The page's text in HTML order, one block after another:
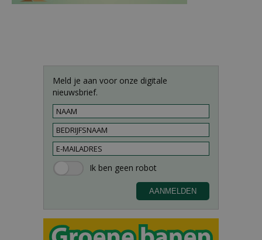
Meld je aan voor onze digitale
nieuwsbrief.